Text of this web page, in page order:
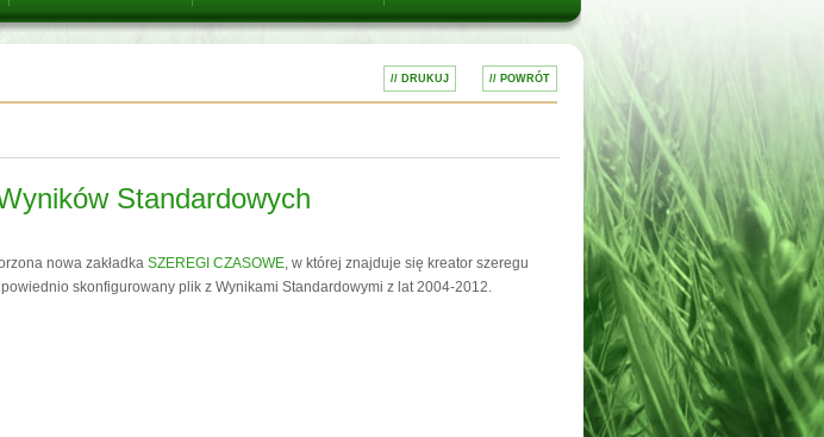
// POWRÓT
// DRUKUJ
Standardowych
nowa zakładka SZEREGI CZASOWE, w której znajduje się kreator szeregu
skonfigurowany plik z Wynikami Standardowymi z lat 2004-2012.